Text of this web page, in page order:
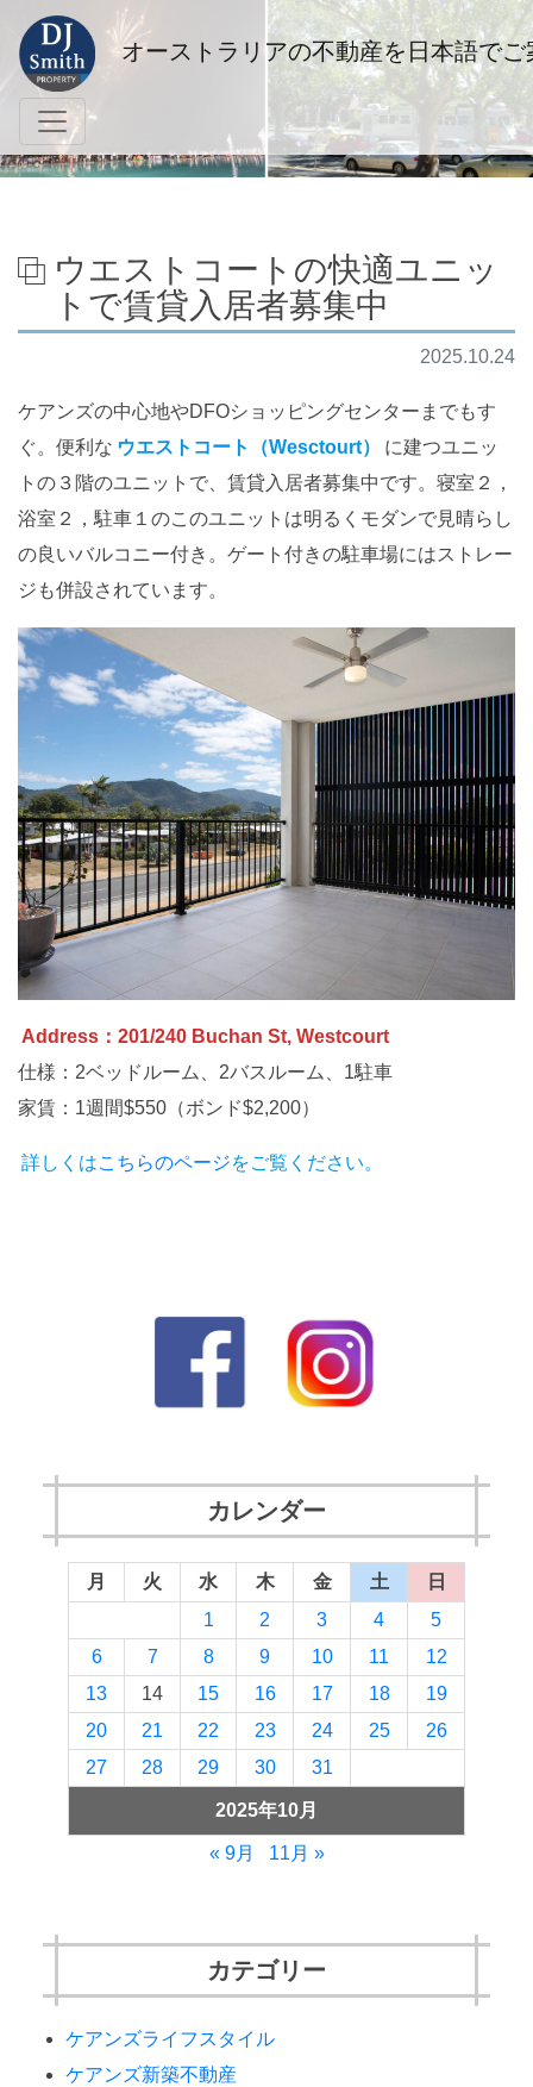
オーストラリアの不動産を日本語でご
ウエストコートの快適ユニッ
トで賃貸入居者募集中
2025.10.24
ケアンズの中心地やDFOショッピングセンターまでもす
ぐ。便利な ウエストコート（Wesctourt）
に建つユニッ
トの３階のユニットで、賃貸入居者募集中です。寝室２，
浴室２，駐車１のこのユニットは明るくモダンで見晴らし
の良いバルコニー付き。ゲート付きの駐車場にはストレー
ジも併設されています。
Address：201/240 Buchan St, Westcourt
仕様：2ベッドルーム、2バスルーム、1駐車
家賃：1週間$550（ボンド$2,200）
詳しくはこちらのページをご覧ください。
カレンダー
2025年10月
月 火 水 木 金 土
日
1
2 3 4
5
6
7 8 9 10 11
12
13
14 15 16 17 18
19
20
21 22 23 24 25
26
27
28 29 30 31
« 9月 11月 »
カテゴリー
ケアンズライフスタイル
ケアンズ新築不動産